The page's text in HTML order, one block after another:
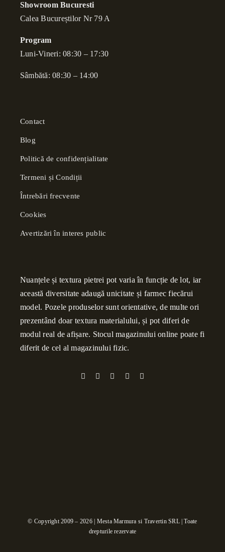
Showroom Bucuresti
Calea Bucureștilor Nr 79 A
Program
Luni-Vineri: 08:30 – 17:30
Sâmbătă: 08:30 – 14:00
Contact
Blog
Politică de confidențialitate
Termeni și Condiții
Întrebări frecvente
Cookies
Avertizări în interes public
Nuanțele și textura pietrei pot varia în funcție de lot, iar
această diversitate adaugă unicitate și farmec fiecărui
model. Pozele produselor sunt orientative, de multe ori
prezentând doar textura materialului, și pot diferi de
modul real de afișare. Stocul magazinului online poate fi
diferit de cel al magazinului fizic.
© Copyright 2009 – 2026 | Mesta Marmura si Travertin SRL | Toate
drepturile rezervate